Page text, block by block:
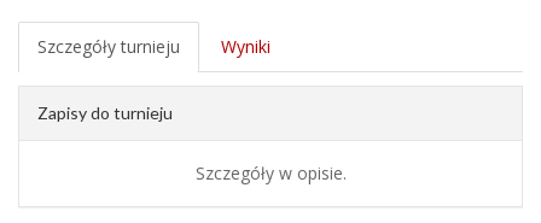
Szczegóły turnieju Wyniki
Zapisy do turnieju
Szczegóły w opisie.